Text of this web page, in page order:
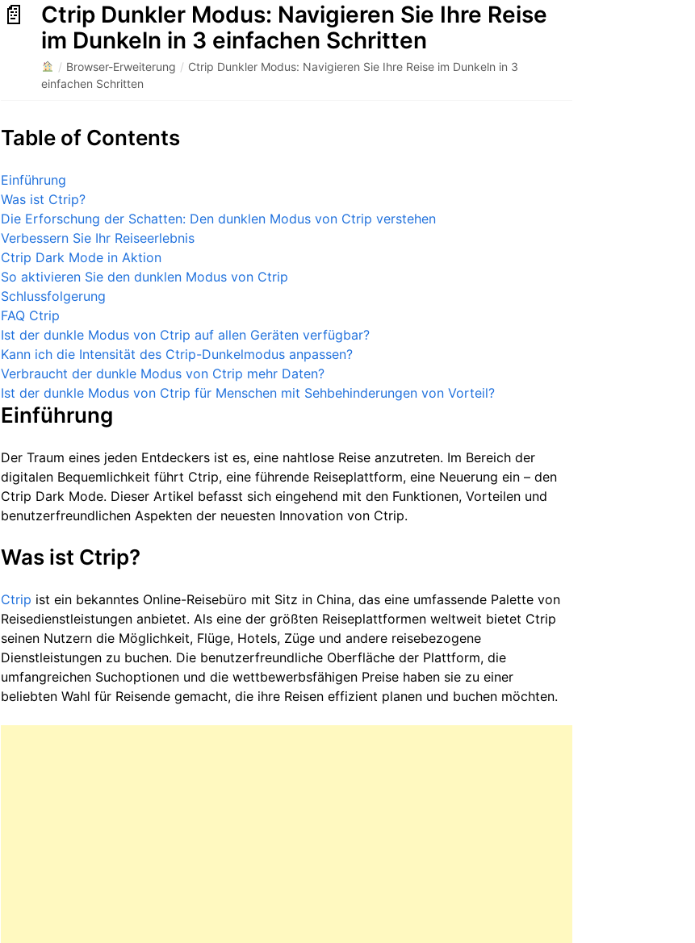
Ctrip Dunkler Modus: Navigieren Sie Ihre Reise
im Dunkeln in 3 einfachen Schritten
/ Browser-Erweiterung / Ctrip Dunkler Modus: Navigieren Sie Ihre Reise im Dunkeln in 3
einfachen Schritten
Table of Contents
Einführung
Was ist Ctrip?
Die Erforschung der Schatten: Den dunklen Modus von Ctrip verstehen
Verbessern Sie Ihr Reiseerlebnis
Ctrip Dark Mode in Aktion
So aktivieren Sie den dunklen Modus von Ctrip
Schlussfolgerung
FAQ Ctrip
Ist der dunkle Modus von Ctrip auf allen Geräten verfügbar?
Kann ich die Intensität des Ctrip-Dunkelmodus anpassen?
Verbraucht der dunkle Modus von Ctrip mehr Daten?
Ist der dunkle Modus von Ctrip für Menschen mit Sehbehinderungen von Vorteil?
Einführung
Der Traum eines jeden Entdeckers ist es, eine nahtlose Reise anzutreten. Im Bereich der
digitalen Bequemlichkeit führt Ctrip, eine führende Reiseplattform, eine Neuerung ein – den
Ctrip Dark Mode. Dieser Artikel befasst sich eingehend mit den Funktionen, Vorteilen und
benutzerfreundlichen Aspekten der neuesten Innovation von Ctrip.
Was ist Ctrip?
Ctrip ist ein bekanntes Online-Reisebüro mit Sitz in China, das eine umfassende Palette von
Reisedienstleistungen anbietet. Als eine der größten Reiseplattformen weltweit bietet Ctrip
seinen Nutzern die Möglichkeit, Flüge, Hotels, Züge und andere reisebezogene
Dienstleistungen zu buchen. Die benutzerfreundliche Oberfläche der Plattform, die
umfangreichen Suchoptionen und die wettbewerbsfähigen Preise haben sie zu einer
beliebten Wahl für Reisende gemacht, die ihre Reisen effizient planen und buchen möchten.